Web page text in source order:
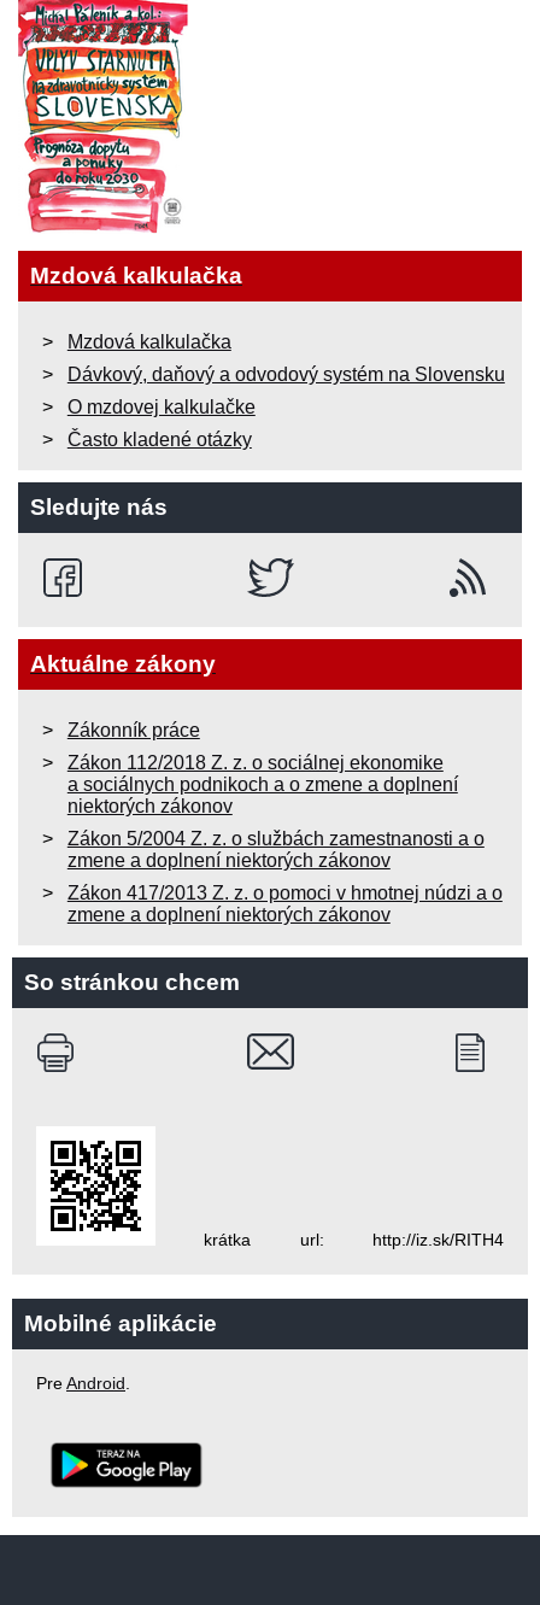
Mzdová kalkulačka
Mzdová kalkulačka
Dávkový, daňový a odvodový systém na Slovensku
O mzdovej kalkulačke
Často kladené otázky
Sledujte nás
Aktuálne zákony
Zákonník práce
Zákon 112/2018 Z. z. o sociálnej ekonomike
a sociálnych podnikoch a o zmene a doplnení
niektorých zákonov
Zákon 5/2004 Z. z. o službách zamestnanosti a o
zmene a doplnení niektorých zákonov
Zákon 417/2013 Z. z. o pomoci v hmotnej núdzi a o
zmene a doplnení niektorých zákonov
So stránkou chcem
krátka url: http://iz.sk/RITH4
Mobilné aplikácie
PreAndroid